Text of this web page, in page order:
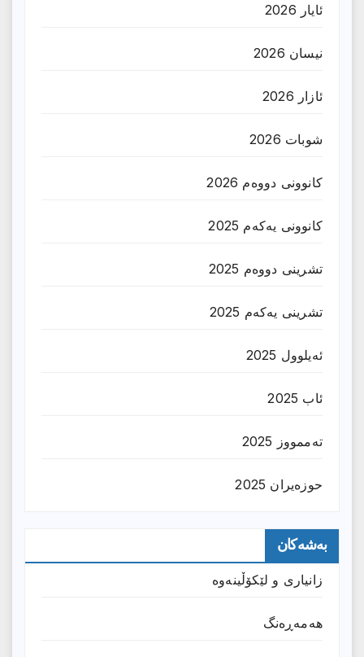
ئایار 2026
نیسان 2026
ئازار 2026
شوبات 2026
کانوونی دووەم 2026
کانوونی یەکەم 2025
تشرینی دووەم 2025
تشرینی یەکەم 2025
ئەیلوول 2025
ئاب 2025
تەممووز 2025
حوزه‌یران 2025
بەشەکان
زانیارى و لێکۆڵینەوە
هەمەڕەنگ